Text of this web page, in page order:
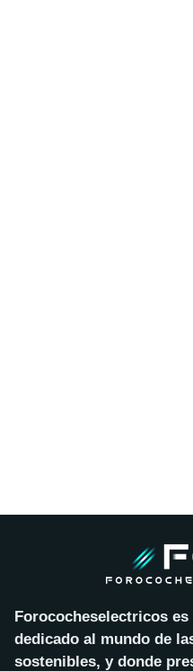
Forococheselectricos
dedicado al mundo de
sostenibles, y donde